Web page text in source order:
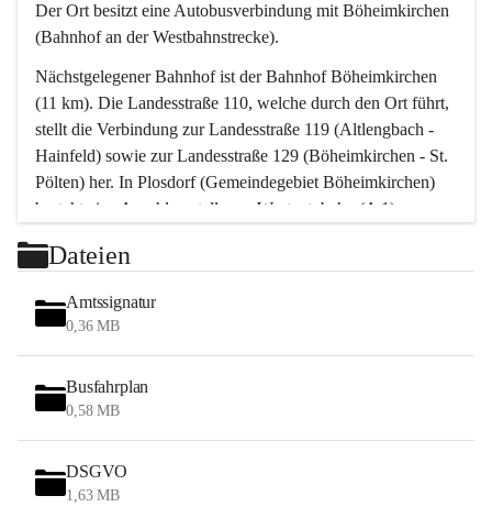
Der Ort besitzt eine Autobusverbindung mit Böheimkirchen
(Bahnhof an der Westbahnstrecke).
Nächstgelegener Bahnhof ist der Bahnhof Böheimkirchen
(11 km). Die Landesstraße 110, welche durch den Ort führt,
stellt die Verbindung zur Landesstraße 119 (Altlengbach -
Hainfeld) sowie zur Landesstraße 129 (Böheimkirchen - St.
Pölten) her. In Plosdorf (Gemeindegebiet Böheimkirchen)
besteht eine Anschlussstelle zur Westautobahn (A 1).
Wien erreicht man in ca. 45 Minuten.
Stössing zählt noch zum Naherholungsraum Wien sowie
zum Naherholungsraum St. Pölten. Viele Bauernhöfe hatten
„ihre Wiener“. Seit 1960 bauten viele Wiener
Wochenendhäuser im Gemeindegebiet. Wegen des
waldreichen Jagdgebietes haben viele Jagdpächter ihre
Das Wandern ist aus touristischer Sicht die bedeutendste
Tätigkeit. Das hügelige Gebiet mit Wanderwegen durch
Dateien
Amtssignatur
0,36 MB
Busfahrplan
0,58 MB
DSGVO
1,63 MB